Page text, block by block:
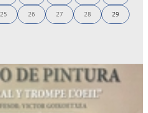
25 26 27 28 29